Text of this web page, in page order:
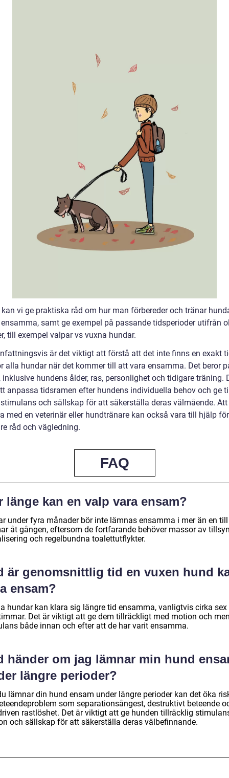
vi ge praktiska råd om hur man förbereder och tränar
samt ge exempel på passande tidsperioder utifrån
till exempel valpar vs vuxna hundar.
är det viktigt att förstå att det inte finns en exakt
alla hundar när det kommer till att vara ensamma. Det beror
inklusive hundens ålder, ras, personlighet och tidigare träning.
anpassa tidsramen efter hundens individuella behov och ge
och sällskap för att säkerställa deras välmående. Att
med en veterinär eller hundtränare kan också vara till hjälp
råd och vägledning.
FAQ
länge kan en valp vara ensam?
under fyra månader bör inte lämnas ensamma i mer än en
åt gången, eftersom de fortfarande behöver massor av
och regelbundna toalettutflykter.
är genomsnittlig tid en vuxen hund
ensam?
hundar kan klara sig längre tid ensamma, vanligtvis cirka
Det är viktigt att ge dem tillräckligt med motion och
både innan och efter att de har varit ensamma.
händer om jag lämnar min hund
längre perioder?
lämnar din hund ensam under längre perioder kan det öka
som separationsångest, destruktivt beteende
rastlöshet. Det är viktigt att ge hunden tillräcklig
och sällskap för att säkerställa deras välbefinnande.